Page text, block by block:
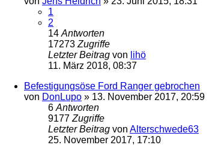
1
2
14 Antworten
17273 Zugriffe
Letzter Beitrag von lihö
11. März 2018, 08:37
Befestigungsöse Ford Ranger gebrochen
von DonLupo » 13. November 2017, 20:59
6 Antworten
9177 Zugriffe
Letzter Beitrag von Alterschwede63
25. November 2017, 17:10